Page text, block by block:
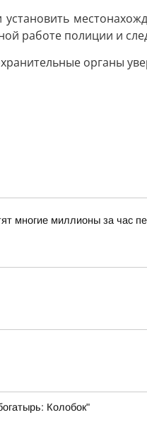
работе полиции и
органы
многие миллионы за час
Колобок"